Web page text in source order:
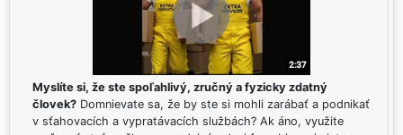
Myslíte si, že ste spoľahlivý, zručný a fyzicky zdatný
človek? Domnievate sa, že by ste si mohli zarábať a podnikať
v sťahovacích a vypratávacích službách? Ak áno, využite